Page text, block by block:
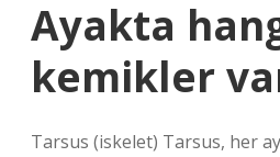
Ayakta
kemikler
Tarsus (iskelet) Tarsus, her